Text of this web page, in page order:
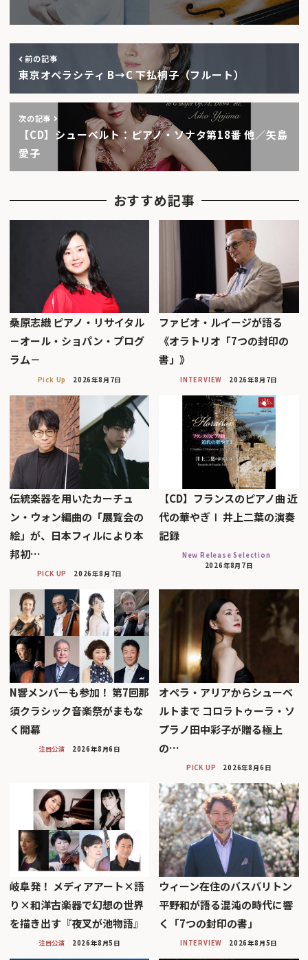
前の記事
東京オペラシティ B→C 下払桐子（フルート）
次の記事
【CD】シューベルト：ピアノ・ソナタ第18番 他／矢島
愛子
おすすめ記事
桑原志織 ピアノ・リサイタル
－オール・ショパン・プログ
ラム－
Pick Up 2026年8月7日
ファビオ・ルイージが語る
《オラトリオ「7つの封印の
書」》
INTERVIEW 2026年8月7日
伝統楽器を用いたカーチュ
ン・ウォン編曲の「展覧会の
絵」が、日本フィルにより本
邦初…
PICK UP 2026年8月7日
【CD】フランスのピアノ曲 近
代の華やぎⅠ 井上二葉の演奏
記録
New Release Selection
2026年8月7日
N響メンバーも参加！ 第7回那
須クラシック音楽祭がまもな
く開幕
注目公演 2026年8月6日
オペラ・アリアからシューベ
ルトまで コロラトゥーラ・ソ
プラノ田中彩子が贈る極上
の…
PICK UP 2026年8月6日
岐阜発！ メディアアート×語
り×和洋古楽器で幻想の世界
を描き出す『夜叉が池物語』
注目公演 2026年8月5日
ウィーン在住のバスバリトン
平野和が語る混沌の時代に響
く「7つの封印の書」
INTERVIEW 2026年8月5日